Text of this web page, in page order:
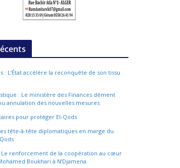
: L’État accélère la reconquête de son tissu
: Le ministère des Finances dément
annulation des nouvelles mesures
pour protéger El-Qods
tête-à-tête diplomatiques en marge du
Le renforcement de la coopération au cœur
Boukhari à N’Djamena